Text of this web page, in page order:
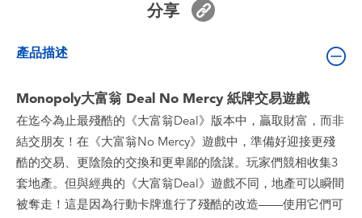
分享
產品描述
Monopoly大富翁 Deal No Mercy 紙牌交易遊戲
在迄今為止最殘酷的《大富翁Deal》版本中，贏取財富，而非
結交朋友！在《大富翁No Mercy》遊戲中，準備好迎接更殘
酷的交易、更陰險的交換和更卑鄙的陰謀。玩家們競相收集3
套地產。但與經典的《大富翁Deal》遊戲不同，地產可以瞬間
被奪走！這是因為行動卡牌進行了殘酷的改造——使用它們可